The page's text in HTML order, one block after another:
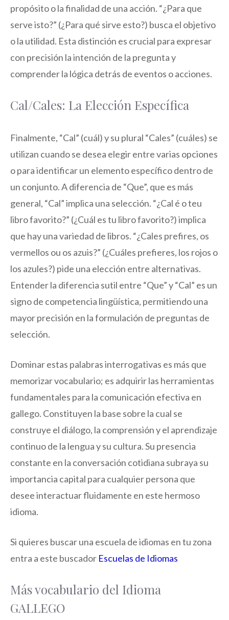
propósito o la finalidad de una acción. “¿Para que
serve isto?” (¿Para qué sirve esto?) busca el objetivo
o la utilidad. Esta distinción es crucial para expresar
con precisión la intención de la pregunta y
comprender la lógica detrás de eventos o acciones.
Cal/Cales: La Elección Específica
Finalmente, “Cal” (cuál) y su plural “Cales” (cuáles) se
utilizan cuando se desea elegir entre varias opciones
o para identificar un elemento específico dentro de
un conjunto. A diferencia de “Que”, que es más
general, “Cal” implica una selección. “¿Cal é o teu
libro favorito?” (¿Cuál es tu libro favorito?) implica
que hay una variedad de libros. “¿Cales prefires, os
vermellos ou os azuis?” (¿Cuáles prefieres, los rojos o
los azules?) pide una elección entre alternativas.
Entender la diferencia sutil entre “Que” y “Cal” es un
signo de competencia lingüística, permitiendo una
mayor precisión en la formulación de preguntas de
selección.
Dominar estas palabras interrogativas es más que
memorizar vocabulario; es adquirir las herramientas
fundamentales para la comunicación efectiva en
gallego. Constituyen la base sobre la cual se
construye el diálogo, la comprensión y el aprendizaje
continuo de la lengua y su cultura. Su presencia
constante en la conversación cotidiana subraya su
importancia capital para cualquier persona que
desee interactuar fluidamente en este hermoso
idioma.
Si quieres buscar una escuela de idiomas en tu zona
entra a este buscador Escuelas de Idiomas
Más vocabulario del Idioma
GALLEGO